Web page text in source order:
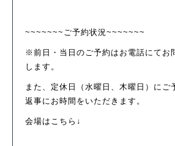
~~~~~~~ご予約状況~~~~~~~
※前日・当日のご予約はお電話にてお
します。
また、定休日（水曜日、木曜日）にご
返事にお時間をいただきます。
会場はこちら↓